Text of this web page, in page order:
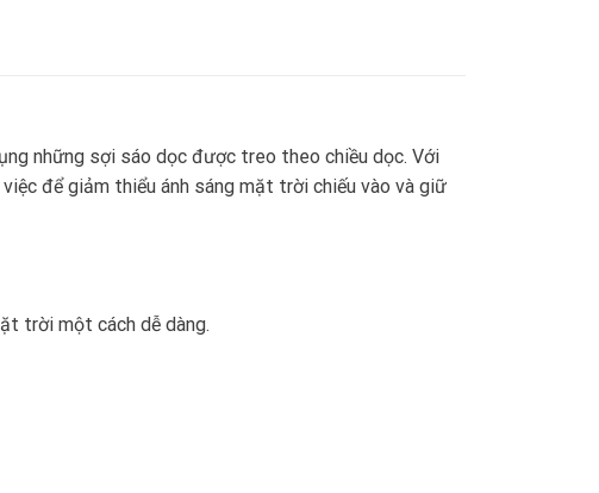
những sợi sáo dọc được treo theo chiều dọc. Với
để giảm thiểu ánh sáng mặt trời chiếu vào và giữ
trời một cách dễ dàng.